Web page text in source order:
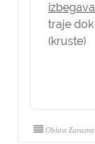
traje
(kruste)
Oblast